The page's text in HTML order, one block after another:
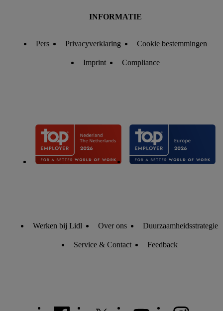
INFORMATIE
Pers Privacyverklaring Cookie bestemmingen
Imprint Compliance
Werken bij Lidl Over ons Duurzaamheidsstrategie
Service & Contact Feedback